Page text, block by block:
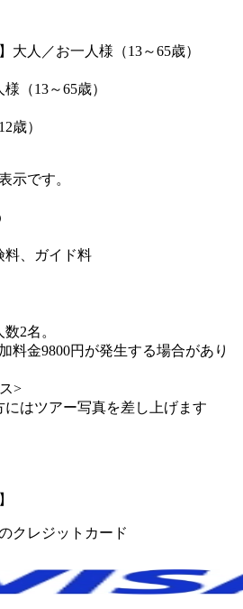
大人／お一人様（13～65歳）
（13～65歳）
歳）
示です。
料、ガイド料
2名。
料金9800円が発生する場合があり
>
にはツアー写真を差し上げます
クレジットカード